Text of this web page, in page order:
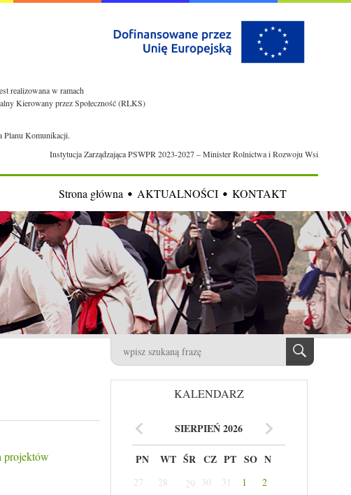
realizowana w ramach
Kierowany przez Społeczność (RLKS)
Planu Komunikacji.
Instytucja Zarządzająca PSWPR 2023-2027 – Minister Rolnictwa i Rozwoju Wsi
Strona główna AKTUALNOŚCI KONTAKT
projektów
KALENDARZ
SIERPIEŃ 2026
PN WT ŚR CZ PT SO N
27 28 29 30 31 1
2